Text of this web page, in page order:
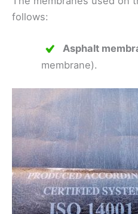
follows:
Asphalt
membrane).